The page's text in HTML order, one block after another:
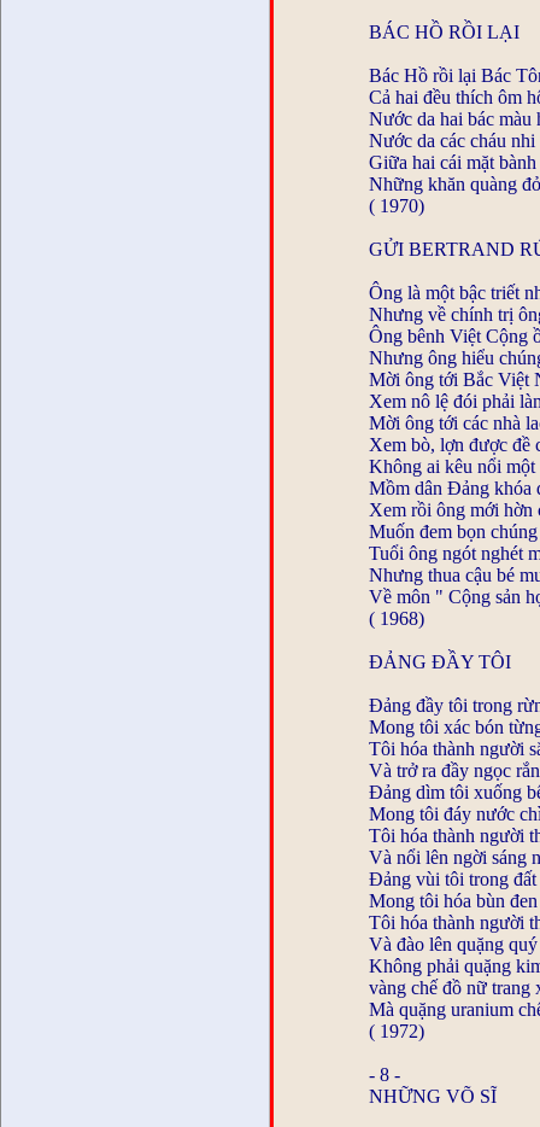
BÁC HỒ RỒI LẠI
Bác Hồ rồi lại Bác
Cả hai đều thích ôm
Nước da hai bác màu
Nước da các cháu
Giữa hai cái mặt
Những khăn quàng
( 1970)
GỬI BERTRAND
Ông là một bậc triết
Nhưng về chính trị
Ông bênh Việt Cộng
Nhưng ông hiểu
Mời ông tới Bắc Việt
Xem nô lệ đói phải
Mời ông tới các nhà
Xem bò, lợn được đề
Không ai kêu nổi
Mồm dân Đảng khóa
Xem rồi ông mới hờn
Muốn đem bọn
Tuổi ông ngót nghét
Nhưng thua cậu bé
Về môn " Cộng sản
( 1968)
ĐẢNG ĐẦY TÔI
Đảng đầy tôi trong
Mong tôi xác bón
Tôi hóa thành người
Và trở ra đầy ngọc
Đảng dìm tôi xuống
Mong tôi đáy nước
Tôi hóa thành người
Và nổi lên ngời sáng
Đảng vùi tôi trong đất
Mong tôi hóa bùn
Tôi hóa thành người
Và đào lên quặng
Không phải quặng
vàng chế đồ nữ trang
Mà quặng uranium
( 1972)
- 8 -
NHỮNG VÕ SĨ